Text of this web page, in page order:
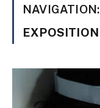
NAVIGATION:
EXPOSITION